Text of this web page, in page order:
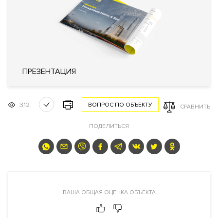
сигнализации
Системы кондиционирования
воздуха типа VRF (Variable
Refrigerant Volume)
Центральное
Приточно-вытяжная
Отопление
Описание
ЖК "Titul на Серебрянической"
Преимущества дома
видами и террасами. Большой выбор планировочных
ПРЕЗЕНТАЦИЯ
312 ВОПРОС ПО ОБЪЕКТУ СРАВНИТЬ
ПОДЕЛИТЬСЯ
ВАША ОБЩАЯ ОЦЕНКА ОБЪЕКТА